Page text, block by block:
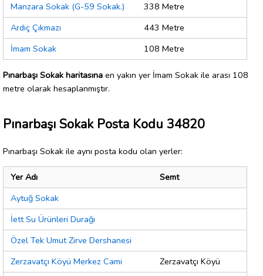
Manzara Sokak (G-59 Sokak.)
338 Metre
Ardıç Çıkmazı
443 Metre
İmam Sokak
108 Metre
Pınarbaşı Sokak haritasına en yakın yer İmam Sokak ile arası 108
metre olarak hesaplanmıştır.
Pınarbaşı Sokak Posta Kodu 34820
Pınarbaşı Sokak ile aynı posta kodu olan yerler:
Yer Adı
Semt
Aytuğ Sokak
İett Su Ürünleri Durağı
Özel Tek Umut Zirve Dershanesi
Zerzavatçı Köyü Merkez Cami
Zerzavatçı Köyü